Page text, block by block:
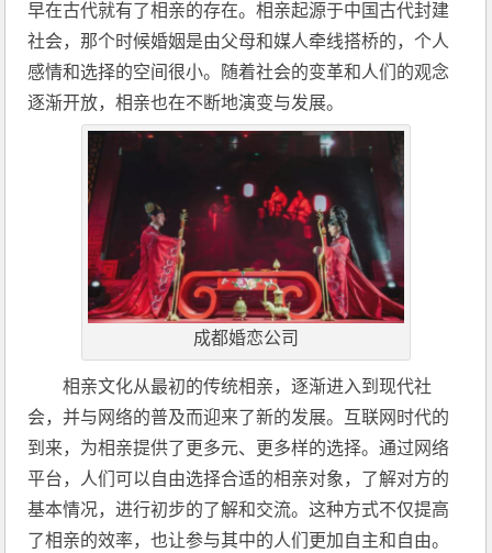
早在古代就有了相亲的存在。相亲起源于中国古代封建
社会，那个时候婚姻是由父母和媒人牵线搭桥的，个人
感情和选择的空间很小。随着社会的变革和人们的观念
逐渐开放，相亲也在不断地演变与发展。
成都婚恋公司
相亲文化从最初的传统相亲，逐渐进入到现代社
会，并与网络的普及而迎来了新的发展。互联网时代的
到来，为相亲提供了更多元、更多样的选择。通过网络
平台，人们可以自由选择合适的相亲对象，了解对方的
基本情况，进行初步的了解和交流。这种方式不仅提高
了相亲的效率，也让参与其中的人们更加自主和自由。